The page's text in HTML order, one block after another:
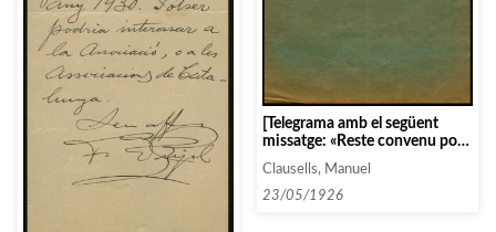
[Telegrama amb el següent
missatge: «Reste convenu pour
voyages pour Wagner
deuxmilcinqcents francs.»]
Clausells, Manuel
23/05/1926